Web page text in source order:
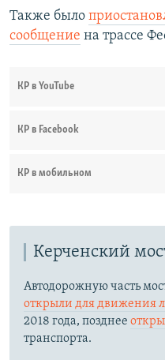
Также было
сообщение на трассе
КР в YouTube
КР в Facebook
КР в мобильном
Керченский
Автодорожную часть
открыли для движения
2018 года, позднее
транспорта.